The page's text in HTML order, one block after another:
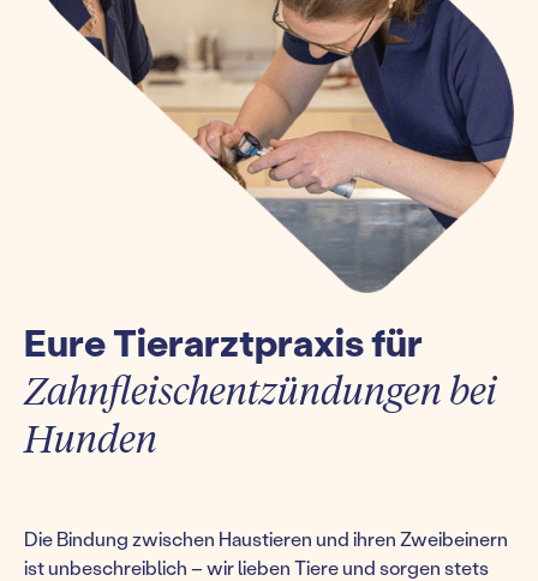
Eure Tierarztpraxis für
Zahnfleischentzündungen bei
Hunden
Die Bindung zwischen Haustieren und ihren Zweibeinern
ist unbeschreiblich – wir lieben Tiere und sorgen stets